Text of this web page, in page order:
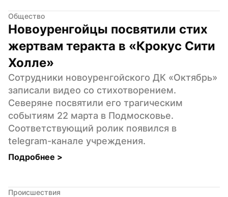
Общество
Новоуренгойцы посвятили стих
жертвам теракта в «Крокус Сити
Холле»
Сотрудники новоуренгойского ДК «Октябрь»
записали видео со стихотворением.
Северяне посвятили его трагическим
событиям 22 марта в Подмосковье.
Соответствующий ролик появился в
telegram-канале учреждения.
Подробнее >
Происшествия